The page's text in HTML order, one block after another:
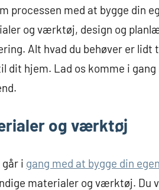
processen med at bygge din
og værktøj, design og
Alt hvad du behøver er
dit hjem. Lad os komme i
og værktøj
går i gang med at bygge din
materialer og værktøj. Du